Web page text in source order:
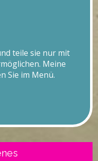
teile sie nur mit
Meine
Sie im Menü.